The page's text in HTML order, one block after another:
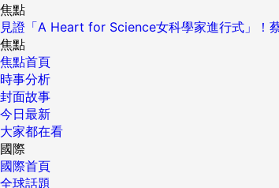
焦點
見證「A Heart for Science女科學家進行式」！
焦點
焦點首頁
時事分析
封面故事
今日最新
大家都在看
國際
國際首頁
全球話題